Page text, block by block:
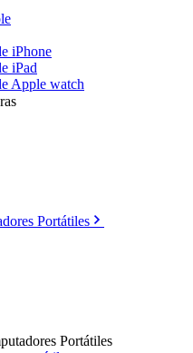
iPhone
iPad
Apple watch
Portátiles
Portátiles